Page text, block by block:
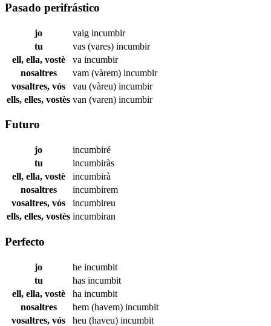
Pasado perifrástico
jo vaig incumbir
tu
vas (vares) incumbir
ell, ella, vostè
va incumbir
nosaltres
vam (vàrem) incumbir
vosaltres, vós
vau (vàreu) incumbir
ells, elles, vostès van (varen) incumbir
Futuro
jo
incumbiré
tu
incumbiràs
ell, ella, vostè
incumbirà
nosaltres
incumbirem
vosaltres, vós
incumbireu
ells, elles, vostès incumbiran
Perfecto
jo he incumbit
tu
has incumbit
ell, ella, vostè
ha incumbit
nosaltres
hem (havem) incumbit
vosaltres, vós
heu (haveu) incumbit